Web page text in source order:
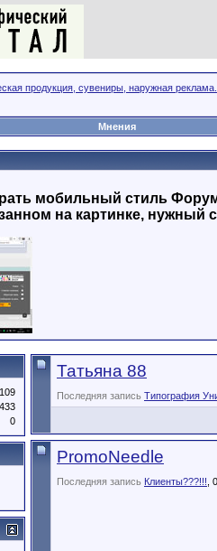
продукция, сувениры, наружная реклама.
Мнения
мобильный стиль
на картинке, нужный
Татьяна 88
Последняя запись Типография
PromoNeedle
Последняя запись Клиенты???!!! ,
109
433
0